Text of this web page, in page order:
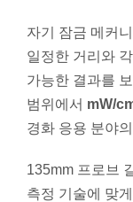
자기 잠금 메커
일정한 거리와
가능한 결과를
범위에서 mW/
경화 응용 분야
135mm 프로브
측정 기술에 맞